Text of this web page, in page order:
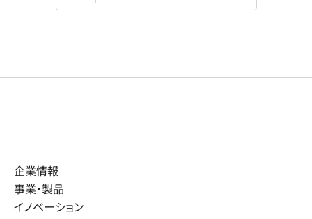
企業情報
事業・製品
イノベーション